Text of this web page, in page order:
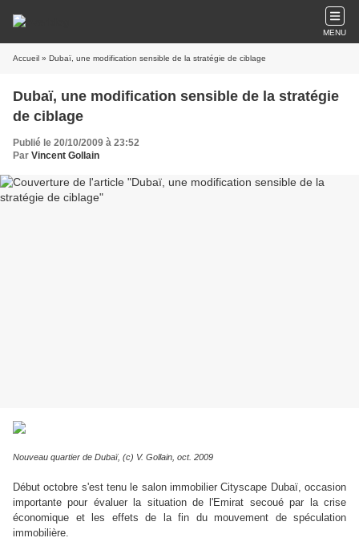
MENU
Accueil » Dubaï, une modification sensible de la stratégie de ciblage
Dubaï, une modification sensible de la stratégie
de ciblage
Publié le 20/10/2009 à 23:52
Par Vincent Gollain
Nouveau quartier de Dubaï, (c) V. Gollain, oct. 2009
Début octobre s'est tenu le salon immobilier Cityscape Dubaï, occasion
importante pour évaluer la situation de l'Emirat secoué par la crise
économique et les effets de la fin du mouvement de spéculation
immobilière.